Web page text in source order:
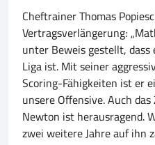
Cheftrainer Thomas
Vertragsverlängerung:
unter Beweis gestellt,
Liga ist. Mit seiner
Scoring-Fähigkeiten ist er
unsere Offensive. Auch
Newton ist herausragend.
zwei weitere Jahre auf ihn